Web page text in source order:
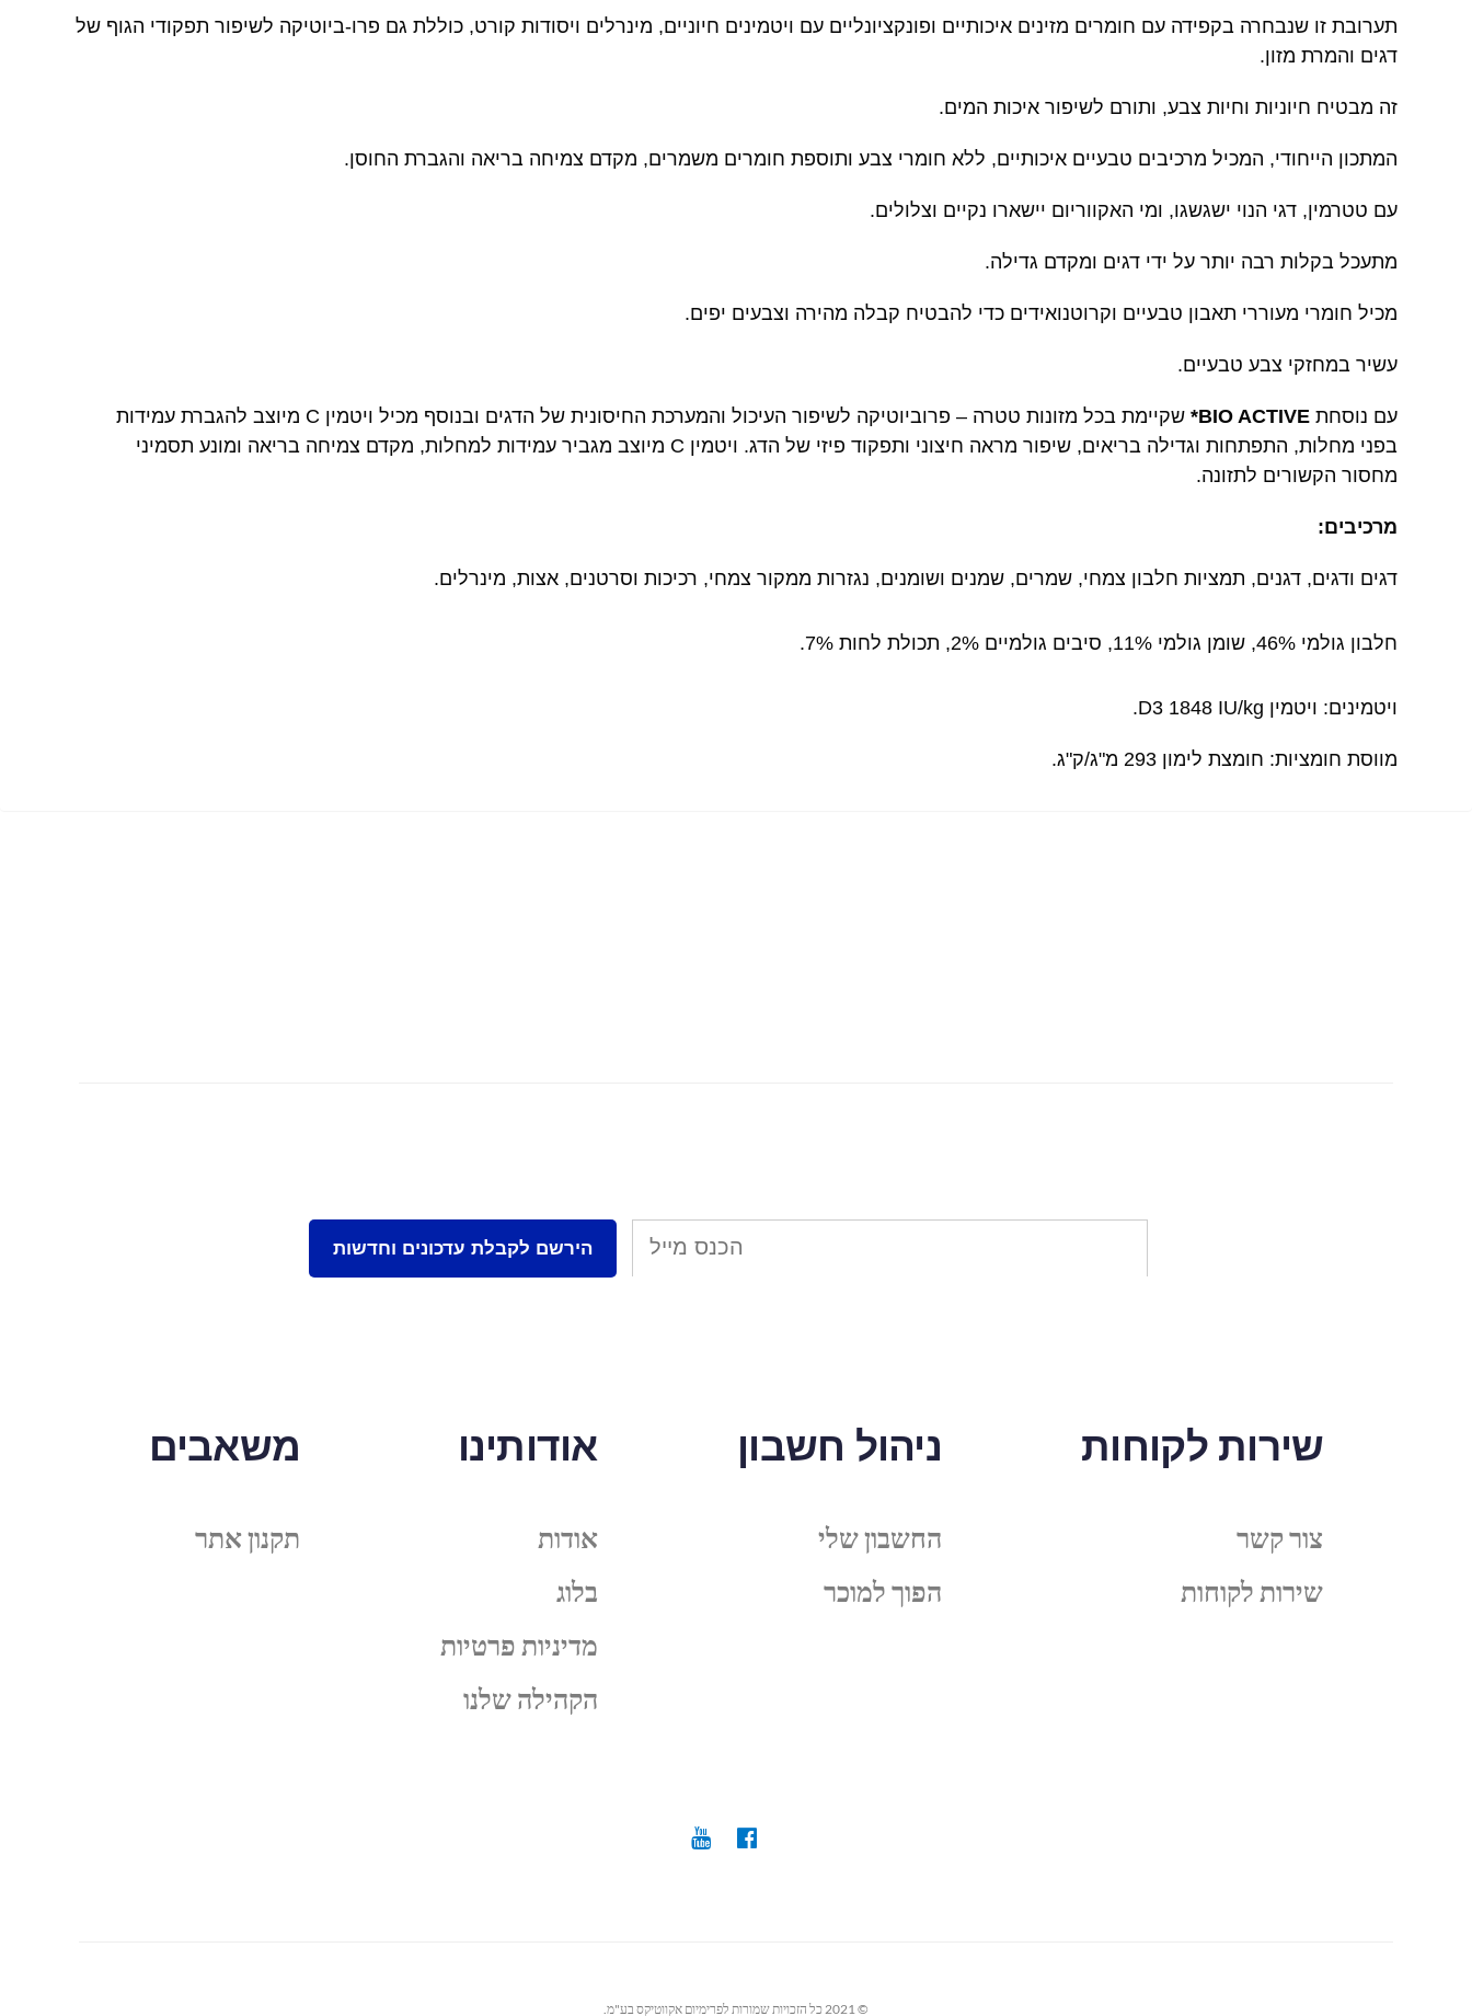
תערובת זו שנבחרה בקפידה עם חומרים מזינים איכותיים ופונקציונליים עם ויטמינים חיוניים, מינרלים ויסודות קורט, כוללת גם פרו-ביוטיקה לשיפור תפקודי הגוף של
דגים והמרת מזון.
זה מבטיח חיוניות וחיות צבע, ותורם לשיפור איכות המים.
המתכון הייחודי, המכיל מרכיבים טבעיים איכותיים, ללא חומרי צבע ותוספת חומרים משמרים, מקדם צמיחה בריאה והגברת החוסן.
עם טטרמין, דגי הנוי ישגשגו, ומי האקווריום יישארו נקיים וצלולים.
מתעכל בקלות רבה יותר על ידי דגים ומקדם גדילה.
מכיל חומרי מעוררי תאבון טבעיים וקרוטנואידים כדי להבטיח קבלה מהירה וצבעים יפים.
עשיר במחזקי צבע טבעיים.
עם נוסחתBIO ACTIVE*
שקיימת בכל מזונות טטרה – פרוביוטיקה לשיפור העיכול והמערכת החיסונית של הדגים ובנוסף מכיל ויטמין C מיוצב להגברת עמידות
בפני מחלות, התפתחות וגדילה בריאים, שיפור מראה חיצוני ותפקוד פיזי של הדג. ויטמין C מיוצב מגביר עמידות למחלות, מקדם צמיחה בריאה ומונע תסמיני
מחסור הקשורים לתזונה.
מרכיבים:
דגים ודגים, דגנים, תמציות חלבון צמחי, שמרים, שמנים ושומנים, נגזרות ממקור צמחי, רכיכות וסרטנים, אצות, מינרלים.
חלבון גולמי 46%, שומן גולמי 11%, סיבים גולמיים 2%, תכולת לחות 7%.
ויטמינים: ויטמין D3 1848 IU/kg.
מווסת חומציות: חומצת לימון 293 מ"ג/ק"ג.
שירות לקוחות
צור קשר
שירות לקוחות
ניהול חשבון
החשבון שלי
הפוך למוכר
אודותינו
אודות
בלוג
מדיניות פרטיות
הקהילה שלנו
משאבים
תקנון אתר
© 2021 כל הזכויות שמורות לפרימיום אקווטיקס בע"מ.